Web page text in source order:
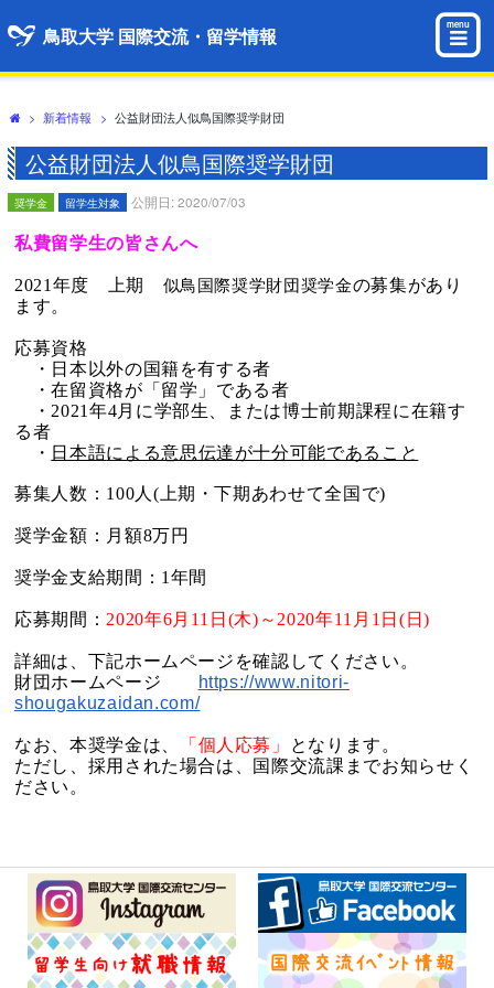
鳥取大学 国際交流・留学情報 menu
> 新着情報 > 公益財団法人似鳥国際奨学財団
公益財団法人似鳥国際奨学財団
奨学金 留学生対象 公開日: 2020/07/03
私費留学生の皆さんへ
2021年度 上期 似鳥国際奨学財団奨学金の募集があり
ます。
応募資格
・日本以外の国籍を有する者
・在留資格が「留学」である者
・2021年4月に学部生、または博士前期課程に在籍す
る者
・ 日本語による意思伝達が十分可能であること
募集人数：100人 (上期・下期あわせて全国で)
奨学金額：月額8万円
奨学金支給期間：1年間
応募期間： 2020年6月11日(木)～2020年11月1日(日)
詳細は、下記ホームページを確認してください。
財団ホームページ
https://www.nitori-
shougakuzaidan.com/
なお、本奨学金は、 「個人応募」
となります。
ただし、採用された場合は、国際交流課までお知らせく
ださい。